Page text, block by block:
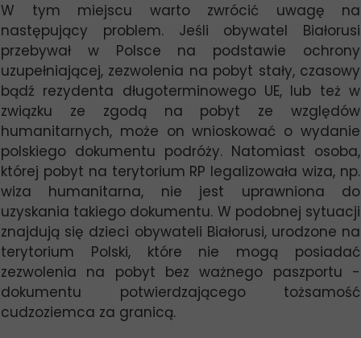
W tym miejscu warto zwrócić uwagę na
następujący problem. Jeśli obywatel Białorusi
przebywał w Polsce na podstawie ochrony
uzupełniającej, zezwolenia na pobyt stały, czasowy
bądź rezydenta długoterminowego UE, lub też w
związku ze zgodą na pobyt ze względów
humanitarnych, może on wnioskować o wydanie
polskiego dokumentu podróży. Natomiast osoba,
której pobyt na terytorium RP legalizowała wiza, np.
wiza humanitarna, nie jest uprawniona do
uzyskania takiego dokumentu. W podobnej sytuacji
znajdują się dzieci obywateli Białorusi, urodzone na
terytorium Polski, które nie mogą posiadać
zezwolenia na pobyt bez ważnego paszportu -
dokumentu potwierdzającego tożsamość
cudzoziemca za granicą.